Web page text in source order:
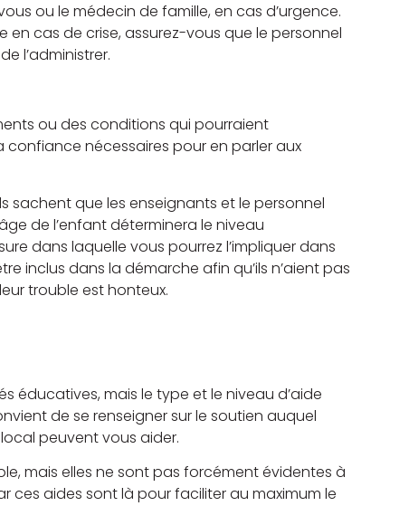
ou le médecin de famille, en cas d’urgence.
cas de crise, assurez-vous que le personnel
l’administrer.
ou des conditions qui pourraient
nécessaires pour en parler aux
sachent que les enseignants et le personnel
de l’enfant déterminera le niveau
dans laquelle vous pourrez l’impliquer dans
inclus dans la démarche afin qu’ils n’aient pas
trouble est honteux.
éducatives, mais le type et le niveau d’aide
de se renseigner sur le soutien auquel
peuvent vous aider.
mais elles ne sont pas forcément évidentes à
aides sont là pour faciliter au maximum le